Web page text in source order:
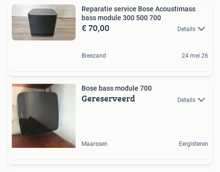
Reparatie service Bose Acoustimass
bass module 300 500 700
€ 70,00 Details
Breezand 24 mei 26
Bose bass module 700
Gereserveerd Details
Maarssen Eergisteren